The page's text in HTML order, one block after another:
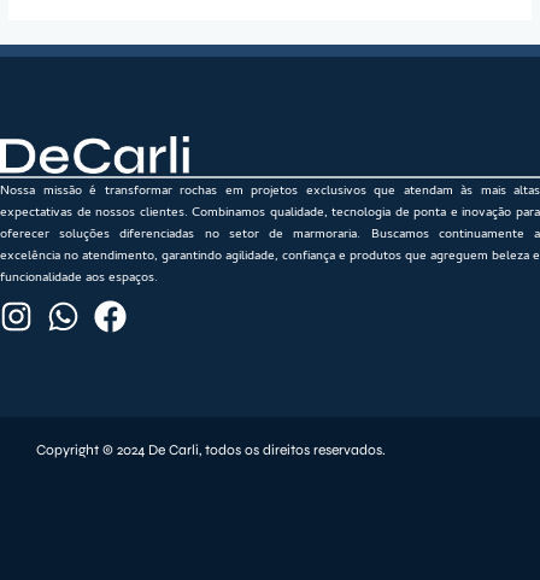
Nossa missão é transformar rochas em projetos exclusivos que atendam às mais altas
expectativas de nossos clientes. Combinamos qualidade, tecnologia de ponta e inovação para
oferecer soluções diferenciadas no setor de marmoraria. Buscamos continuamente a
excelência no atendimento, garantindo agilidade, confiança e produtos que agreguem beleza e
funcionalidade aos espaços.
Copyright © 2024 De Carli, todos os direitos reservados.